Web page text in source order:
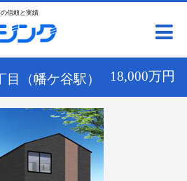
信頼と実績
（幡ケ谷駅） 18,000万円